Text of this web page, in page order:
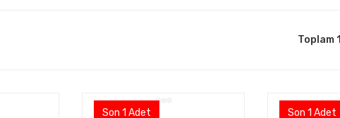
Toplam
Son 1 Adet Son 1 Adet